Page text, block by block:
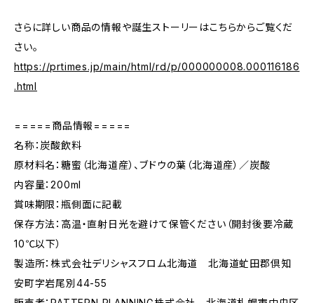
さらに詳しい商品の情報や誕生ストーリーはこちらからご覧くだ
さい。
https://prtimes.jp/main/html/rd/p/000000008.000116186
.html
=====商品情報=====
名称：炭酸飲料
原材料名：糖蜜（北海道産）、ブドウの葉（北海道産）／炭酸
内容量：200ml
賞味期限：瓶側面に記載
保存方法：高温・直射日光を避けて保管ください（開封後要冷蔵
10℃以下）
製造所：株式会社デリシャスフロム北海道 北海道虻田郡倶知
安町字岩尾別44-55